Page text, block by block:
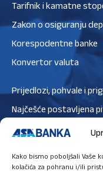
Kako bismo poboljšali
kolačića za pohranu i/ili
Tarifnik i kamatne
Zakon o osiguranju
Korespodentne banke
Konvertor valuta
Prijedlozi, pohvale i
Najčešće postavljena
Zaštita podataka
Politika kolačića